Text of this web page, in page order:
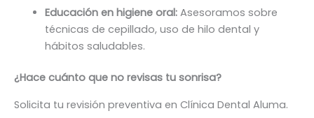
Educación en higiene oral: Asesoramos sobre
técnicas de cepillado, uso de hilo dental y
hábitos saludables.
¿Hace cuánto que no revisas tu sonrisa?
Solicita tu revisión preventiva en Clínica Dental Aluma.